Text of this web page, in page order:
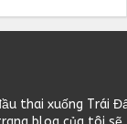
thai xuống Trái